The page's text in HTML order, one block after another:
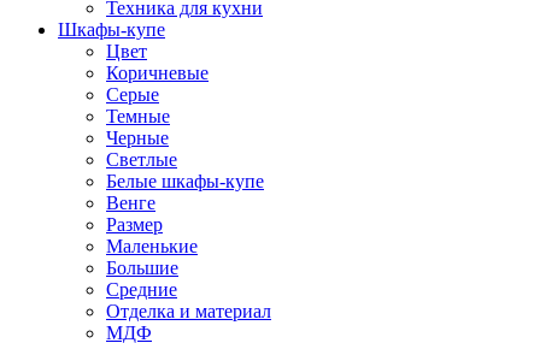
Техника для кухни
Шкафы-купе
Цвет
Коричневые
Серые
Темные
Черные
Светлые
Белые шкафы-купе
Венге
Размер
Маленькие
Большие
Средние
Отделка и материал
МДФ